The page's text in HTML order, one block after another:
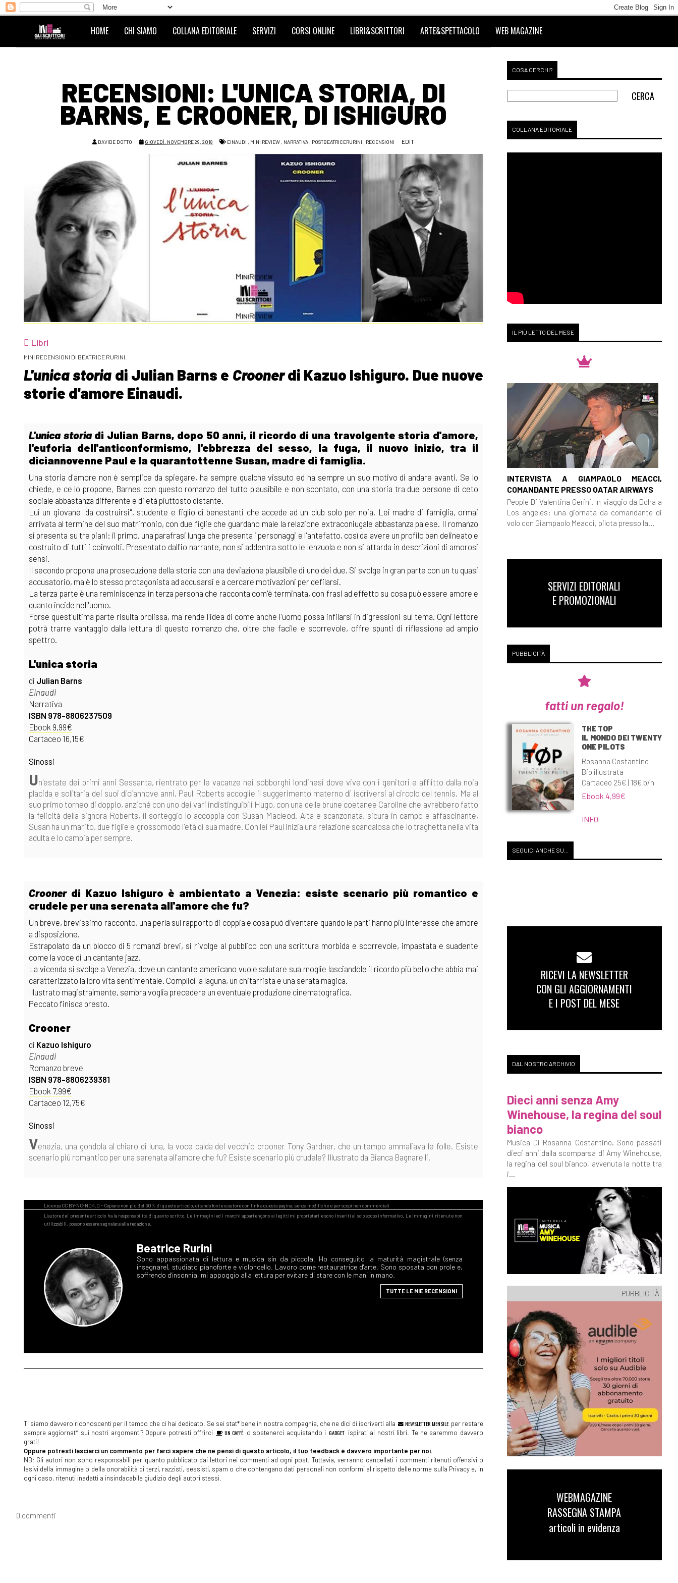
HOME CHI SIAMO COLLANA EDITORIALE SERVIZI CORSI ONLINE LIBRI&SCRITTORI ARTE&SPETTACOLO WEB MAGAZINE
RECENSIONI: L'UNICA STORIA, DI
BARNS, E CROONER, DI ISHIGURO
DAVIDE DOTTO GIOVEDÌ, NOVEMBRE 29, 2018 EINAUDI , MINI REVIEW , NARRATIVA , POSTBEATRICERURINI , RECENSIONI EDIT
Libri
MINI RECENSIONI DI BEATRICE RURINI.
L'unica storia di Julian Barns e Croonerdi Kazuo Ishiguro. Due nuove
storie d'amore Einaudi.
L'unica storia di Julian Barns, dopo 50 anni, il ricordo di una travolgente storia d'amore,
l'euforia dell'anticonformismo, l'ebbrezza del sesso, la fuga, il nuovo inizio, tra il
diciannovenne Paul e la quarantottenne Susan, madre di famiglia.
Una storia d'amore non è semplice da spiegare, ha sempre qualche vissuto ed ha sempre un suo motivo di andare avanti. Se lo
chiede, e ce lo propone, Barnes con questo romanzo del tutto plausibile e non scontato, con una storia tra due persone di ceto
sociale abbastanza differente e di età piuttosto distante.
Lui un giovane "da costruirsi", studente e figlio di benestanti che accede ad un club solo per noia. Lei madre di famiglia, ormai
arrivata al termine del suo matrimonio, con due figlie che guardano male la relazione extraconiugale abbastanza palese. Il romanzo
si presenta su tre piani: il primo, una parafrasi lunga che presenta i personaggi e l'antefatto, così da avere un profilo ben delineato e
costruito di tutti i coinvolti. Presentato dall'io narrante, non si addentra sotto le lenzuola e non si attarda in descrizioni di amorosi
sensi.
Il secondo propone una prosecuzione della storia con una deviazione plausibile di uno dei due. Si svolge in gran parte con un tu quasi
accusatorio, ma è lo stesso protagonista ad accusarsi e a cercare motivazioni per defilarsi.
La terza parte è una reminiscenza in terza persona che racconta com'è terminata, con frasi ad effetto su cosa può essere amore e
quanto incide nell'uomo.
Forse quest'ultima parte risulta prolissa, ma rende l'idea di come anche l'uomo possa infilarsi in digressioni sul tema. Ogni lettore
potrà trarre vantaggio dalla lettura di questo romanzo che, oltre che facile e scorrevole, offre spunti di riflessione ad ampio
spettro.
L'unica storia
di Julian Barns
Einaudi
Narrativa
ISBN 978-8806237509
Ebook 9,99€
Cartaceo 16,15€
Sinossi
Un'estate dei primi anni Sessanta, rientrato per le vacanze nei sobborghi londinesi dove vive con i genitori e afflitto dalla noia
placida e solitaria dei suoi diciannove anni, Paul Roberts accoglie il suggerimento materno di iscriversi al circolo del tennis. Ma al
suo primo torneo di doppio, anziché con uno dei vari indistinguibili Hugo, con una delle brune coetanee Caroline che avrebbero fatto
la felicità della signora Roberts, il sorteggio lo accoppia con Susan Macleod. Alta e scanzonata, sicura in campo e affascinante,
Susan ha un marito, due figlie e grossomodo l'età di sua madre. Con lei Paul inizia una relazione scandalosa che lo traghetta nella vita
adulta e lo cambia per sempre.
Croonerdi Kazuo Ishiguro è ambientato a Venezia: esiste scenario più romantico e
crudele per una serenata all'amore che fu?
Un breve, brevissimo racconto, una perla sul rapporto di coppia e cosa può diventare quando le parti hanno più interesse che amore
a disposizione.
Estrapolato da un blocco di 5 romanzi brevi, si rivolge al pubblico con una scrittura morbida e scorrevole, impastata e suadente
come la voce di un cantante jazz.
La vicenda si svolge a Venezia, dove un cantante americano vuole salutare sua moglie lasciandole il ricordo più bello che abbia mai
caratterizzato la loro vita sentimentale. Complici la laguna, un chitarrista e una serata magica.
Illustrato magistralmente, sembra voglia precedere un eventuale produzione cinematografica.
Peccato finisca presto.
Crooner
di Kazuo Ishiguro
Einaudi
Romanzo breve
ISBN 978-8806239381
Ebook 7,99€
Cartaceo 12,75€
Sinossi
Venezia, una gondola al chiaro di luna, la voce calda del vecchio crooner Tony Gardner, che un tempo ammaliava le folle. Esiste
scenario più romantico per una serenata all'amore che fu? Esiste scenario più crudele? Illustrato da Bianca Bagnarelli.
Beatrice Rurini
Sono appassionata di lettura e musica sin da piccola. Ho conseguito la maturità magistrale (senza
insegnare), studiato pianoforte e violoncello. Lavoro come restauratrice d'arte. Sono sposata con prole e,
soffrendo d'insonnia, mi appoggio alla lettura per evitare di stare con le mani in mano.
TUTTE LE MIE RECENSIONI
Ti siamo davvero riconoscenti per il tempo che ci hai dedicato. Se sei stat* bene in nostra compagnia, che ne dici di iscriverti alla NEWSLETTER MENSILE per restare
sempre aggiornat* sui nostri argomenti? Oppure potresti offrirci
UN CAFFÈ o sostenerci acquistando i GADGET ispirati ai nostri libri. Te ne saremmo davvero
grati!
Oppure potresti lasciarci un commento per farci sapere che ne pensi di questo articolo, il tuo feedback è davvero importante per noi.
NB: Gli autori non sono responsabili per quanto pubblicato dai lettori nei commenti ad ogni post. Tuttavia, verranno cancellati i commenti ritenuti offensivi o
lesivi della immagine o della onorabilità di terzi, razzisti, sessisti, spam o che contengano dati personali non conformi al rispetto delle norme sulla Privacy e, in
ogni caso, ritenuti inadatti a insindacabile giudizio degli autori stessi.
0 commenti
COSA CERCHI?
COLLANA EDITORIALE
IL PIÙ LETTO DEL MESE
INTERVISTA A GIAMPAOLO MEACCI,
COMANDANTE PRESSO QATAR AIRWAYS
People Di Valentina Gerini. In viaggio da Doha a
Los angeles: una giornata da comandante di
volo con Giampaolo Meacci, pilota presso la...
SERVIZI EDITORIALI
E PROMOZIONALI
PUBBLICITÀ
fatti un regalo!
THE TOP
IL MONDO DEI TWENTY
ONE PILOTS
Rosanna Costantino
Bio illustrata
Cartaceo 25€ | 18€ b/n
Ebook 4,99€
INFO
SEGUICI ANCHE SU...
RICEVI LA NEWSLETTER
CON GLI AGGIORNAMENTI
E I POST DEL MESE
DAL NOSTRO ARCHIVIO
Dieci anni senza Amy
Winehouse, la regina del soul
bianco
Musica Di Rosanna Costantino. Sono passati
dieci anni dalla scomparsa di Amy Winehouse,
la regina del soul bianco, avvenuta la notte tra
i...
PUBBLICITÀ
WEBMAGAZINE
RASSEGNA STAMPA
articoli in evidenza